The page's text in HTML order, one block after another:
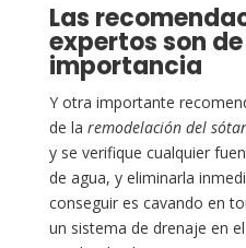
Las
expertos son
importancia
Y otra importante
de la remodelación del
y se verifique cualquier
de agua, y eliminarla
conseguir es cavando en
un sistema de drenaje en